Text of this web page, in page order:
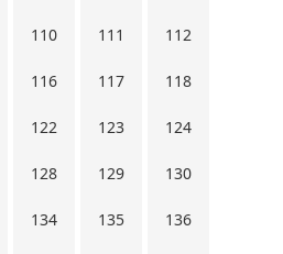
110 111 112
116 117 118
122 123 124
128 129 130
134 135 136